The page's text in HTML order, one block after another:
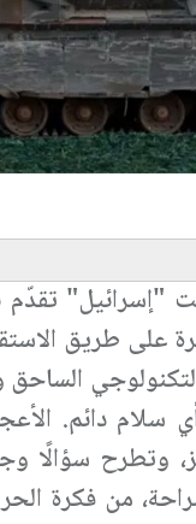
"إسرائيل"
على طريق
أي سلام دائم.
وتطرح سؤالًا
من فكرة